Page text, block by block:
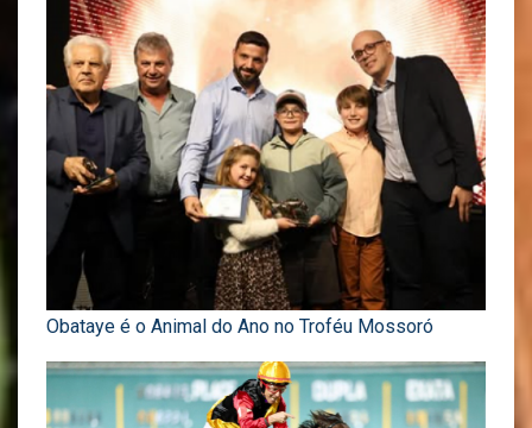
Obataye é o Animal do Ano no Troféu Mossoró